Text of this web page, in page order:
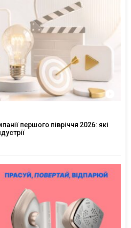
першого півріччя 2026: які